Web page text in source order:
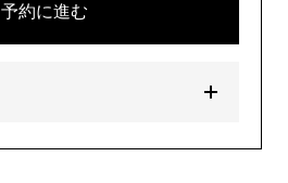
予約に進む